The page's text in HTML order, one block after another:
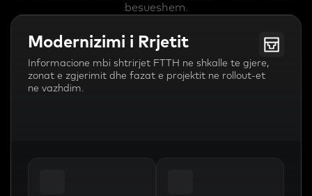
besueshem.
Modernizimi i Rrjetit
Informacione mbi shtrirjet FTTH ne shkalle te gjere,
zonat e zgjerimit dhe fazat e projektit ne rollout-et
ne vazhdim.